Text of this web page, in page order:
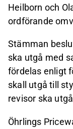
Heilborn och
ordförande
Stämman
ska utgå med
fördelas enligt
skall utgå till
revisor ska
Öhrlings